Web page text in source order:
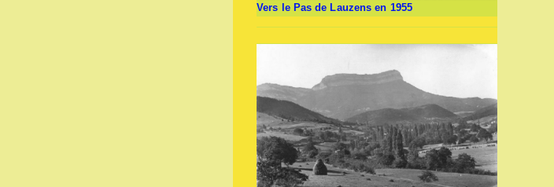
Vers le Pas de Lauzens en 1955